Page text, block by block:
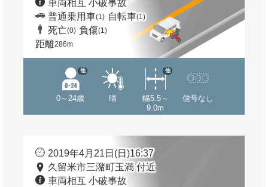
車両相互 小破事故
普通乗用車(1) 自転車(1)
死亡(0) 負傷(1)
距離286m
0～24歳
他
晴
幅5.5～
9.0m
他
信号なし
2019年4月21日(日)16:37
久留米市三潴町玉満 付近
車両相互 小破事故